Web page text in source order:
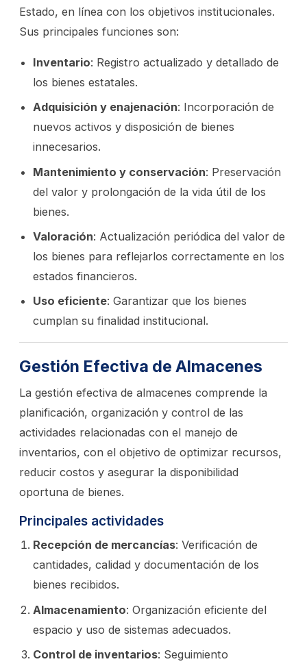
Estado, en línea con los objetivos institucionales.
Sus principales funciones son:
Inventario: Registro actualizado y detallado de
los bienes estatales.
Adquisición y enajenación: Incorporación de
nuevos activos y disposición de bienes
innecesarios.
Mantenimiento y conservación: Preservación
del valor y prolongación de la vida útil de los
bienes.
Valoración: Actualización periódica del valor de
los bienes para reflejarlos correctamente en los
estados financieros.
Uso eficiente: Garantizar que los bienes
cumplan su finalidad institucional.
Gestión Efectiva de Almacenes
La gestión efectiva de almacenes comprende la
planificación, organización y control de las
actividades relacionadas con el manejo de
inventarios, con el objetivo de optimizar recursos,
reducir costos y asegurar la disponibilidad
oportuna de bienes.
Principales actividades
Recepción de mercancías: Verificación de
cantidades, calidad y documentación de los
bienes recibidos.
Almacenamiento: Organización eficiente del
espacio y uso de sistemas adecuados.
Control de inventarios: Seguimiento